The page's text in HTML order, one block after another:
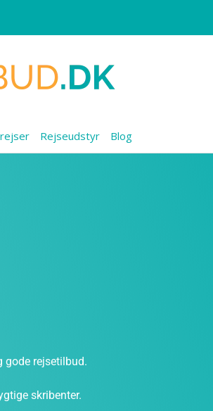
Rejseudstyr Blog
gode rejsetilbud.
skribenter.